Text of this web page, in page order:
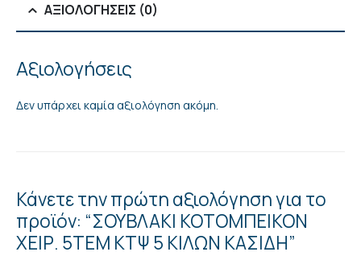
ΑΞΙΟΛΟΓΉΣΕΙΣ (0)
Αξιολογήσεις
Δεν υπάρχει καμία αξιολόγηση ακόμη.
Κάνετε την πρώτη αξιολόγηση για το
προϊόν: “ΣΟΥΒΛΑΚΙ ΚΟΤΟΜΠΕΙΚΟΝ
ΧΕΙΡ. 5ΤΕΜ ΚΤΨ 5 ΚΙΛΩΝ ΚΑΣΙΔΗ”